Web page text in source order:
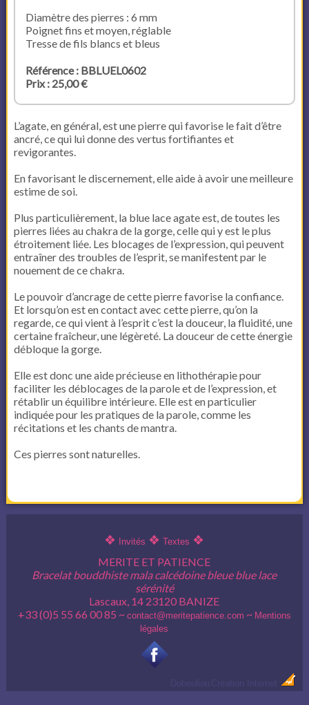
Diamètre des pierres : 6 mm
Poignet fins et moyen, réglable
Tresse de fils blancs et bleus
Référence : BBLUEL0602
Prix : 25,00 €
L’agate, en général, est une pierre qui favorise le fait d’être
ancré, ce qui lui donne des vertus fortifiantes et
revigorantes.
En favorisant le discernement, elle aide à avoir une meilleure
estime de soi.
Plus particulièrement, la blue lace agate est, de toutes les
pierres liées au chakra de la gorge, celle qui y est le plus
étroitement liée. Les blocages de l’expression, qui peuvent
entraîner des troubles de l’esprit, se manifestent par le
nouement de ce chakra.
Le pouvoir d’ancrage de cette pierre favorise la confiance.
Et lorsqu’on est en contact avec cette pierre, qu’on la
regarde, ce qui vient à l’esprit c’est la douceur, la fluidité, une
certaine fraîcheur, une légèreté. La douceur de cette énergie
débloque la gorge.
Elle est donc une aide précieuse en lithothérapie pour
faciliter les déblocages de la parole et de l’expression, et
rétablir un équilibre intérieure. Elle est en particulier
indiquée pour les pratiques de la parole, comme les
récitations et les chants de mantra.
Ces pierres sont naturelles.
❖ Invités ❖Textes ❖
MERITE ET PATIENCE
Bracelat bouddhiste mala calcédoine bleue blue lace
sérénité
Lascaux, 14 23120 BANIZE
+33 (0)5 55 66 00 85 ~ contact@meritepatience.com ~ Mentions
légales
Dobeuliou Création Internet